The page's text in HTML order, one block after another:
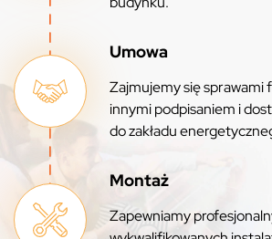
Umowa
Zajmujemy się sprawami
innymi podpisaniem i
do zakładu
Montaż
Zapewniamy